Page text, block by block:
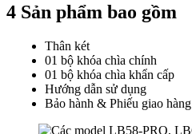
4 Sản phẩm bao gồm
Thân két
01 bộ khóa chìa chính
01 bộ khóa chìa khẩn cấp
Hướng dẫn sử dụng
Bảo hành & Phiếu giao hàng